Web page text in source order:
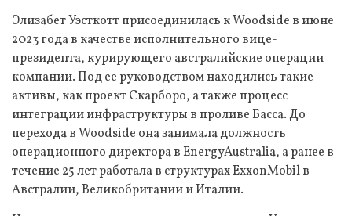
Элизабет Уэсткотт присоединилась к Woodside в июне
2023 года в качестве исполнительного вице-
президента, курирующего австралийские операции
компании. Под ее руководством находились такие
активы, как проект Скарборо, а также процесс
интеграции инфраструктуры в проливе Басса. До
перехода в Woodside она занимала должность
операционного директора в EnergyAustralia, а ранее в
течение 25 лет работала в структурах ExxonMobil в
Австралии, Великобритании и Италии.